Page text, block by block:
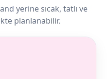
yerine sıcak, tatlı ve
planlanabilir.